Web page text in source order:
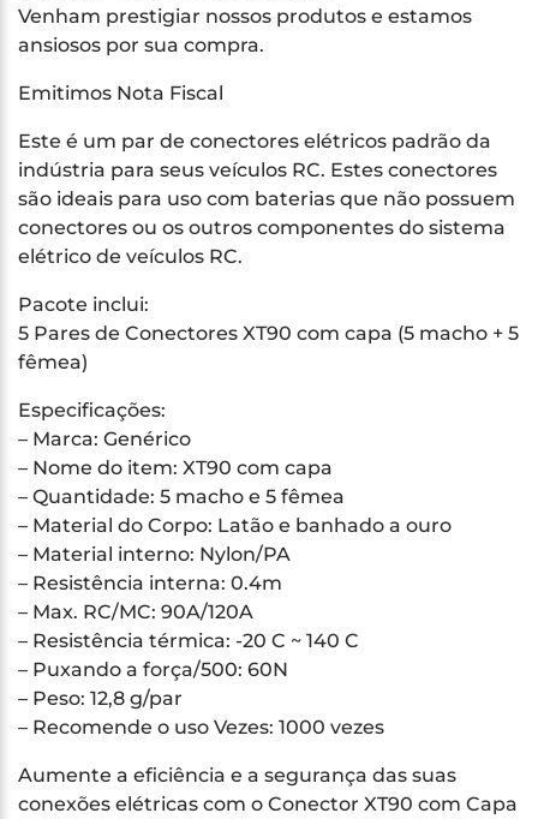
Venham prestigiar nossos produtos e estamos
ansiosos por sua compra.
Emitimos Nota Fiscal
Este é um par de conectores elétricos padrão da
indústria para seus veículos RC. Estes conectores
são ideais para uso com baterias que não possuem
conectores ou os outros componentes do sistema
elétrico de veículos RC.
Pacote inclui:
5 Pares de Conectores XT90 com capa (5 macho + 5
fêmea)
Especificações:
– Marca: Genérico
– Nome do item: XT90 com capa
– Quantidade: 5 macho e 5 fêmea
– Material do Corpo: Latão e banhado a ouro
– Material interno: Nylon/PA
– Resistência interna: 0.4m
– Max. RC/MC: 90A/120A
– Resistência térmica: -20 C ~ 140 C
– Puxando a força/500: 60N
– Peso: 12,8 g/par
– Recomende o uso Vezes: 1000 vezes
Aumente a eficiência e a segurança das suas
conexões elétricas com o Conector XT90 com Capa